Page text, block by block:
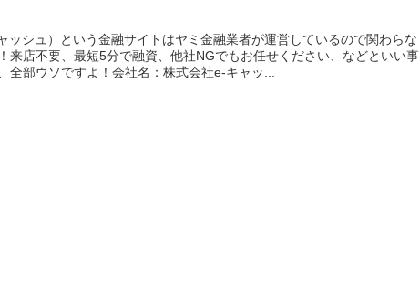
ッシュ）という金融サイトはヤミ金融業者が運営しているので関わらな
来店不要、最短5分で融資、他社NGでもお任せください、などといい事
全部ウソですよ！会社名：株式会社e-キャッ...